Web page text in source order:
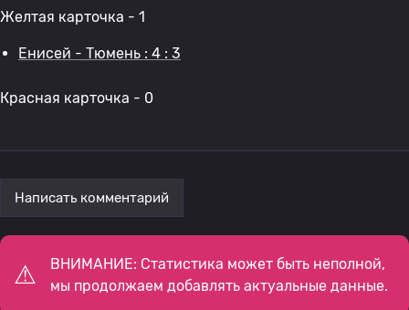
Желтая карточка - 1
Енисей - Тюмень : 4 : 3
Красная карточка - 0
Написать комментарий
ВНИМАНИЕ: Статистика может быть неполной,
мы продолжаем добавлять актуальные данные.